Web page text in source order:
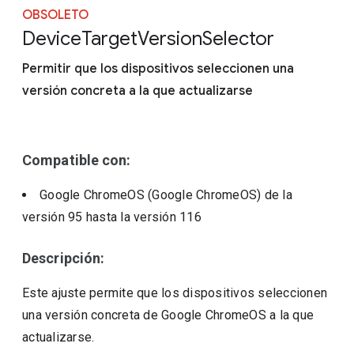
OBSOLETO
DeviceTargetVersionSelector
Permitir que los dispositivos seleccionen una
versión concreta a la que actualizarse
Compatible con:
Google ChromeOS (Google ChromeOS) de la
versión95 hasta la versión 116
Descripción:
Este ajuste permite que los dispositivos seleccionen
una versión concreta de Google ChromeOS a la que
actualizarse.